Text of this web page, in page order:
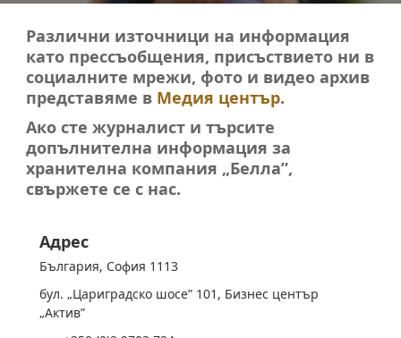
Различни източници на информация
като прессъобщения, присъствието ни в
социалните мрежи, фото и видео архив
представяме в Медия център.
Ако сте журналист и търсите
допълнителна информация за
хранителна компания „Белла”,
свържете се с нас.
Aдрес
България, София 1113
бул. „Цариградско шосе” 101, Бизнес център
„Актив”